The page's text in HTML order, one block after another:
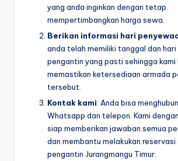
yang anda inginkan dengan tetap
mempertimbangkan harga sewa.
Berikan informasi hari
anda telah memiliki tanggal dan
pengantin yang pasti sehingga kami
memastikan ketersediaan armada
tersebut.
Kontak kami: Anda bisa
Whatsapp dan telepon. Kami
siap memberikan jawaban semua
dan membantu melakukan reservasi
pengantin Jurangmangu Timur.